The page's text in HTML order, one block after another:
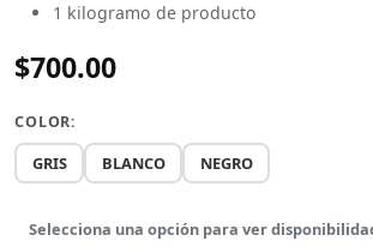
1 kilogramo de producto
$700.00
COLOR:
GRIS BLANCO NEGRO
Selecciona una opción para ver